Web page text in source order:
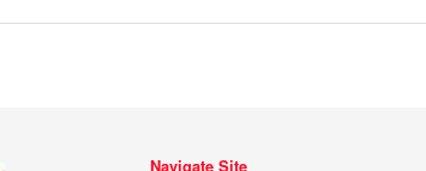
Navigate Site